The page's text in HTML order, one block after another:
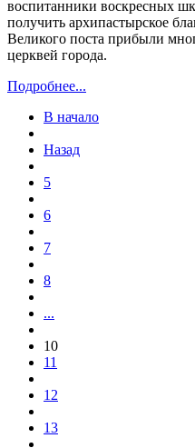
воспитанники воскресных
получить архипастырское
Великого поста прибыли
церквей города.
Подробнее...
В начало
Назад
5
6
7
8
...
10
11
12
13